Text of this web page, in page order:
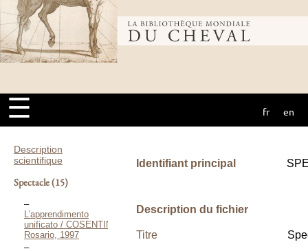
Bibliothèque
mondiale du
cheval
☰ fr en
Description
scientifique
Spectacle(15)
L’apprendimento
unificato / COSENTINO
Rosario, 1997
Identifiant principal
Description du fichier
Titre